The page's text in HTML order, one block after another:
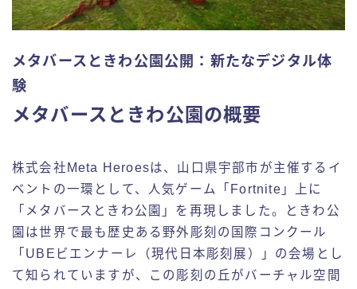
メタバースときわ公園公開：新たなデジタル体
験
メタバースときわ公園の概要
株式会社Meta Heroesは、山口県宇部市が主催するイ
ベントの一環として、人気ゲーム「Fortnite」上に
「メタバースときわ公園」を再現しました。ときわ公
園は世界で最も歴史ある野外彫刻の国際コンクール
「UBEビエンナーレ（現代日本彫刻展）」の会場とし
て知られていますが、この彫刻の丘がバーチャル空間